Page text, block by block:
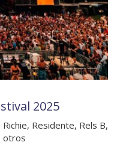
2025
Residente, Rels B,
otros